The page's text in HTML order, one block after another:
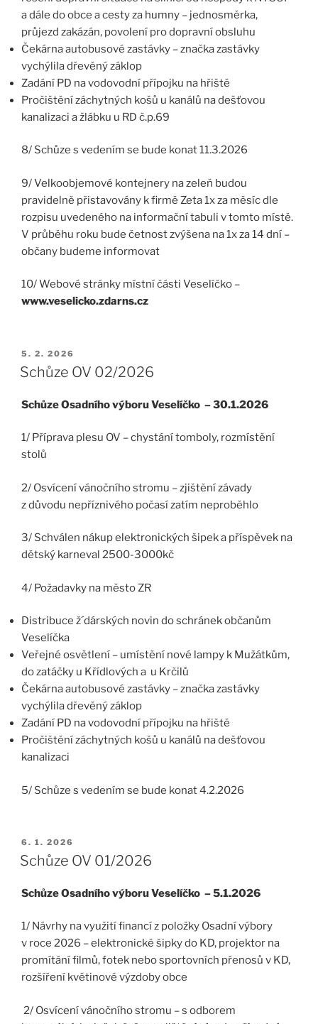
a dále do obce a cesty za humny – jednosměrka,
průjezd zakázán, povolení pro dopravní obsluhu
Čekárna autobusové zastávky – značka zastávky
vychýlila dřevěný záklop
Zadání PD na vodovodní přípojku na hřiště
Pročištění záchytných košů u kanálů na dešťovou
kanalizaci a žlábku u RD č.p.69
8/ Schůze s vedením se bude konat 11.3.2026
9/ Velkoobjemové kontejnery na zeleň budou
pravidelně přistavovány k firmě Zeta 1x za měsíc dle
rozpisu uvedeného na informační tabuli v tomto místě.
V průběhu roku bude četnost zvýšena na 1x za 14 dní –
občany budeme informovat
10/ Webové stránky místní části Veselíčko –
www.veselicko.zdarns.cz
PUBLIKOVÁNO
5. 2. 2026
Schůze OV 02/2026
Schůze Osadního výboru Veselíčko – 30.1.2026
1/ Příprava plesu OV – chystání tomboly, rozmístění
stolů
2/ Osvícení vánočního stromu – zjištění závady
z důvodu nepříznivého počasí zatím neproběhlo
3/ Schválen nákup elektronických šipek a příspěvek na
dětský karneval 2500-3000kč
4/ Požadavky na město ZR
Distribuce ž´dárských novin do schránek občanům
Veselíčka
Veřejné osvětlení – umístění nové lampy k Mužátkům,
do zatáčky u Křídlových a u Krčilů
Čekárna autobusové zastávky – značka zastávky
vychýlila dřevěný záklop
Zadání PD na vodovodní přípojku na hřiště
Pročištění záchytných košů u kanálů na dešťovou
kanalizaci
5/ Schůze s vedením se bude konat 4.2.2026
PUBLIKOVÁNO
6. 1. 2026
Schůze OV 01/2026
Schůze Osadního výboru Veselíčko – 5.1.2026
1/ Návrhy na využití financí z položky Osadní výbory
v roce 2026 – elektronické šipky do KD, projektor na
promítání filmů, fotek nebo sportovních přenosů v KD,
rozšíření květinové výzdoby obce
2/ Osvícení vánočního stromu – s odborem